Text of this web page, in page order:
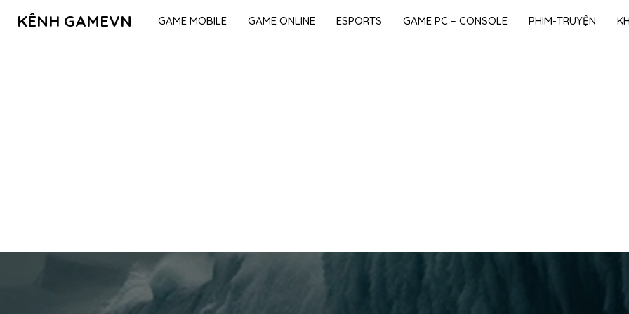
KÊNH GAMEVN GAME MOBILE GAME ONLINE ESPORTS GAME PC – CONSOLE PHIM-TRUYỆN